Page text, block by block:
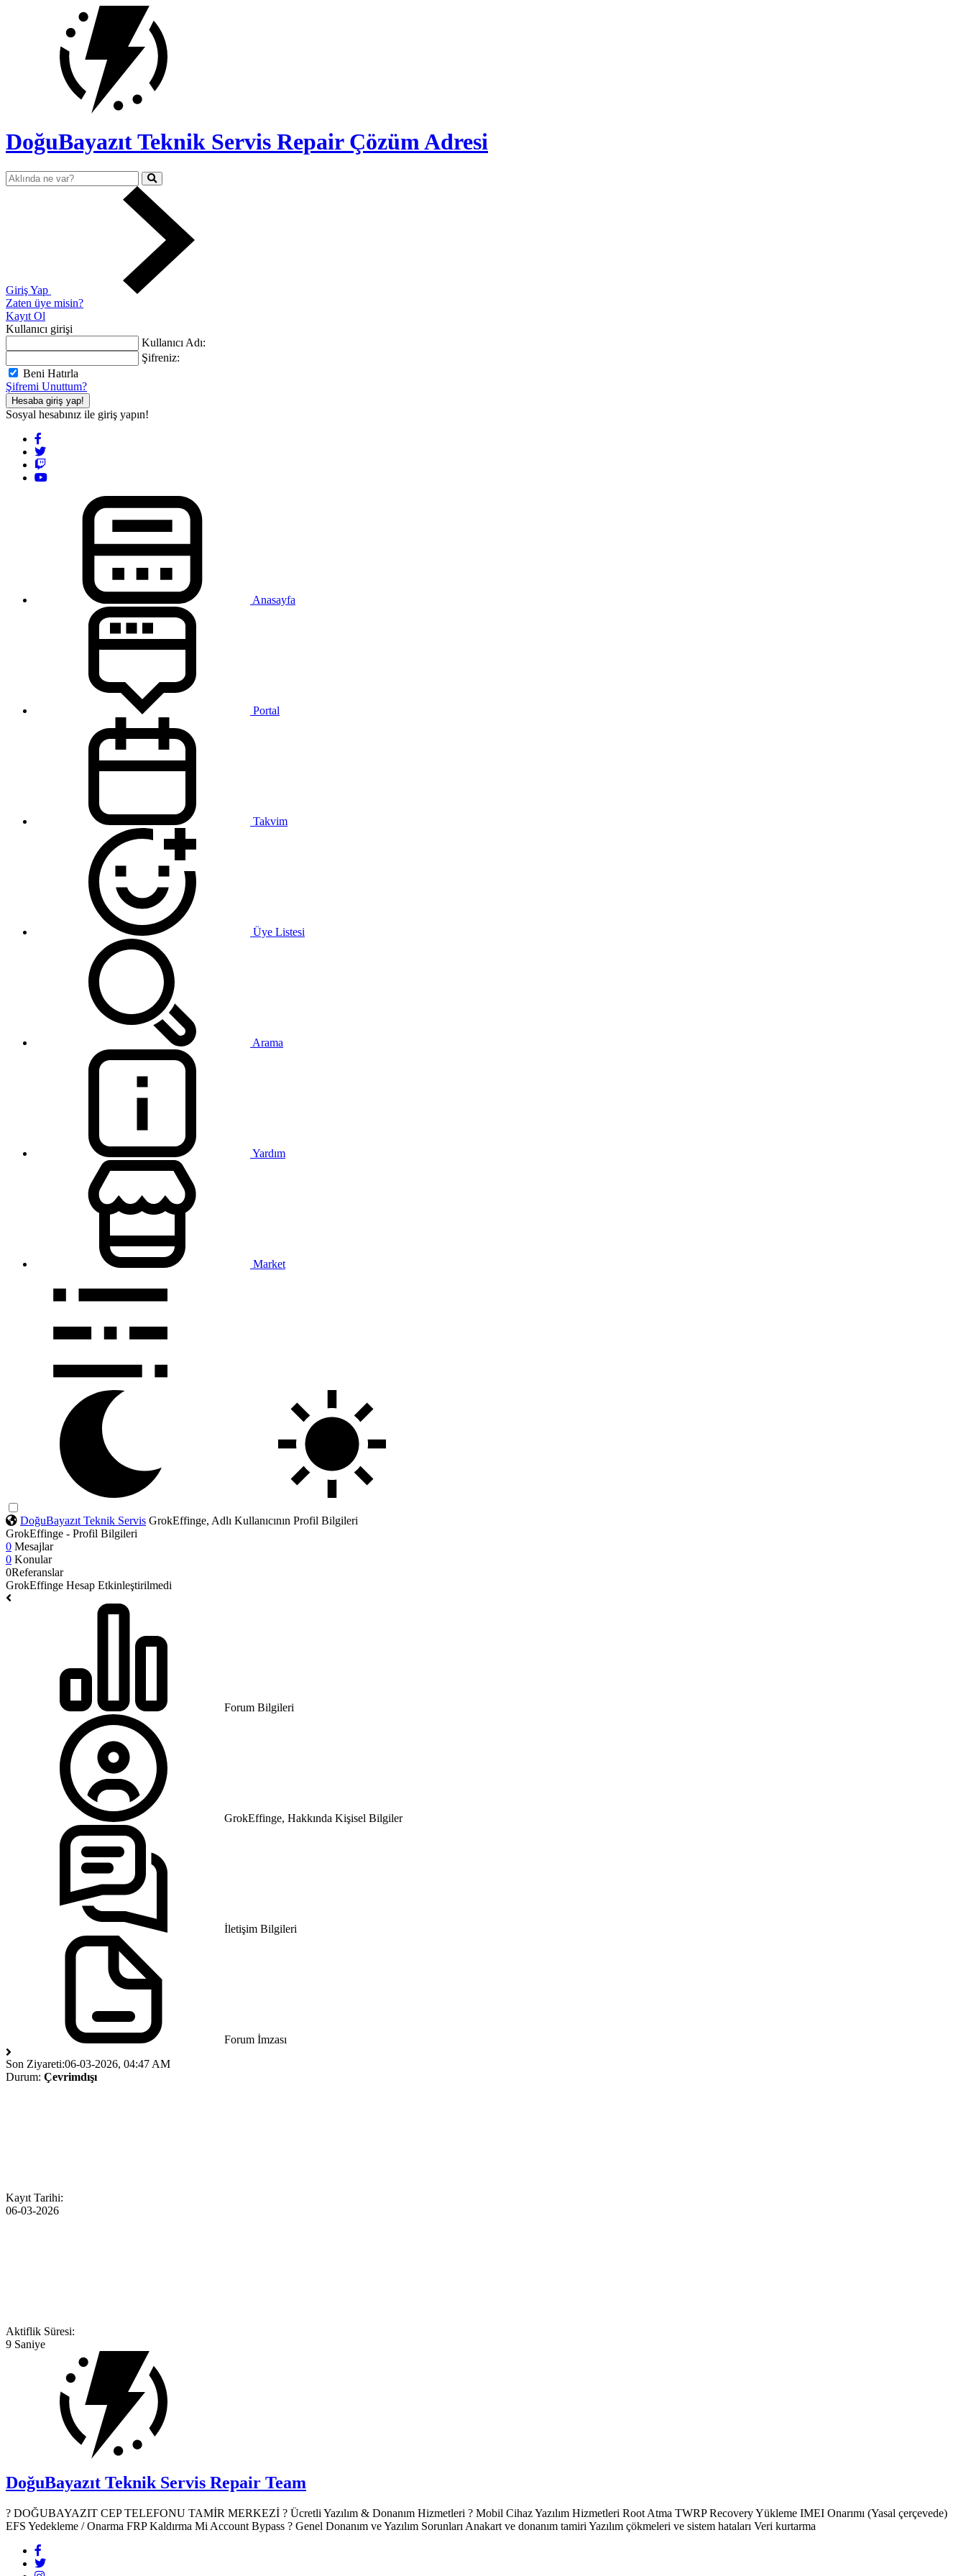
DoğuBayazıt Teknik Servis Repair Çözüm Adresi
Giriş Yap
Zaten üye misin?
Kayıt Ol
Kullanıcı girişi
Kullanıcı Adı:
Şifreniz:
Beni Hatırla
Şifremi Unuttum?
Hesaba giriş yap!
Sosyal hesabınız ile giriş yapın!
Anasayfa
Portal
Takvim
Üye Listesi
Arama
Yardım
Market
DoğuBayazıt Teknik Servis GrokEffinge, Adlı Kullanıcının Profil Bilgileri
GrokEffinge - Profil Bilgileri
0 Mesajlar
0 Konular
0Referanslar
GrokEffinge Hesap Etkinleştirilmedi
Forum Bilgileri
GrokEffinge, Hakkında Kişisel Bilgiler
İletişim Bilgileri
Forum İmzası
Son Ziyareti:06-03-2026, 04:47 AM
Durum: Çevrimdışı
Kayıt Tarihi:
06-03-2026
Aktiflik Süresi:
9 Saniye
DoğuBayazıt Teknik Servis Repair Team
? DOĞUBAYAZIT CEP TELEFONU TAMİR MERKEZİ ?️ Ücretli Yazılım & Donanım Hizmetleri ? Mobil Cihaz Yazılım Hizmetleri Root Atma TWRP Recovery Yükleme IMEI Onarımı (Yasal çerçevede)
EFS Yedekleme / Onarma FRP Kaldırma Mi Account Bypass ? Genel Donanım ve Yazılım Sorunları Anakart ve donanım tamiri Yazılım çökmeleri ve sistem hataları Veri kurtarma